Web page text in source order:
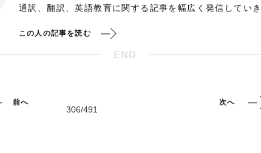
通訳、翻訳、英語教育に関する記事を幅広く発信してい
この人の記事を読む
END
前へ 次へ